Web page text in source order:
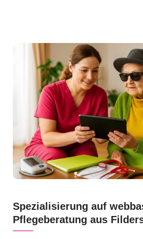
Spezialisierung auf
Pflegeberatung aus